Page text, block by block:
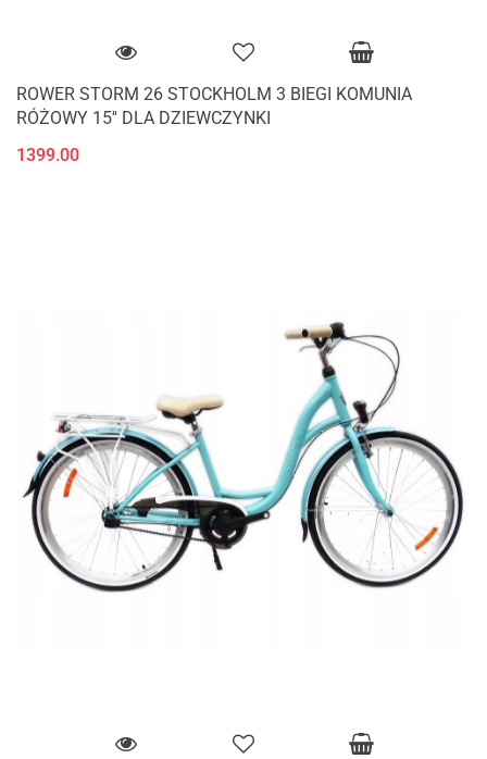
ROWER STORM 26 STOCKHOLM 3 BIEGI KOMUNIA
RÓŻOWY 15'' DLA DZIEWCZYNKI
1399.00